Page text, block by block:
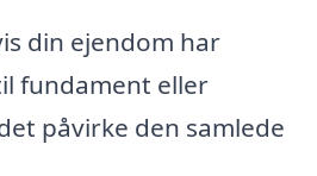
din ejendom har
fundament eller
påvirke den samlede